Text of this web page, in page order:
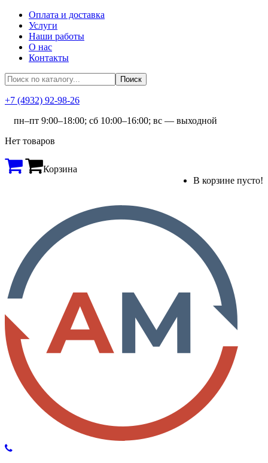
Оплата и доставка
Услуги
Наши работы
О нас
Контакты
+7 (4932) 92-98-26
пн–пт 9:00–18:00; сб 10:00–16:00; вс — выходной
Нет товаров
Корзина
В корзине пусто!